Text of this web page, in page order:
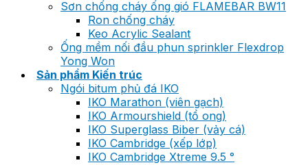
Sơn chống cháy ống gió FLAMEBAR BW11
Ron chống cháy
Keo Acrylic Sealant
Ống mềm nối đầu phun sprinkler Flexdrop
Yong Won
Sản phẩm Kiến trúc
Ngói bitum phủ đá IKO
IKO Marathon (viên gạch)
IKO Armourshield (tổ ong)
IKO Superglass Biber (vảy cá)
IKO Cambridge (xếp lớp)
IKO Cambridge Xtreme 9.5 °